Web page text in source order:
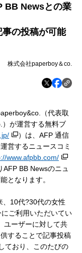
BB Newsとの業
の投稿が可能
株式会社paperboy＆co.
（代表取
が運営する無料ブ
）は、AFP 通信
営するニュースコミ
www.afpbb.com/
BB Newsのニュ
となります。
10代?30代の女性
ご利用いただいてい
ユーザーに対して共
することで記事投稿
ており、このたびの